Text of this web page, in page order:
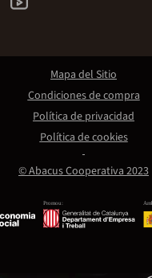
Promou:
© Abacus Cooperativa 2023
Mapa del Sitio
Condiciones de compra
Política de privacidad
Política de cookies